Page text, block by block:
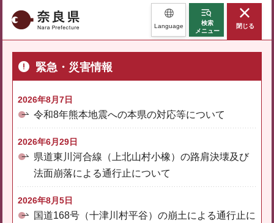
奈良県 Language
検索
メニュー
閉じる
緊急・災害情報
2026年8月7日
令和8年熊本地震への本県の対応等について
2026年6月29日
県道東川河合線（上北山村小橡）の路肩決壊及び
法面崩落による通行止について
2026年8月5日
国道168号（十津川村平谷）の崩土による通行止に